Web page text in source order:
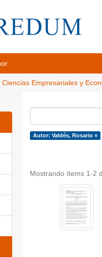
Empresariales y
Autor: Valdés, Rosario ×
Mostrando ítems 1-2